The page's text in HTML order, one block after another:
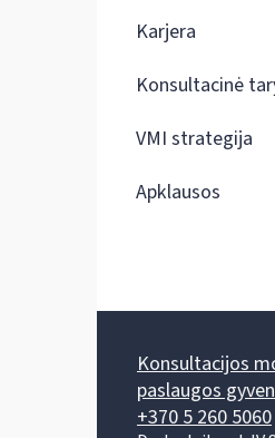
Karjera
Konsultacinė
VMI strategija
Apklausos
Konsultacijos
paslaugos
+370 5 260 5060